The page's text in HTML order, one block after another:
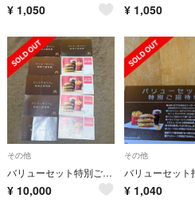
¥ 1,050 ¥ 1,050
その他
バリューセット特別ご招待券
¥ 10,000
その他
¥ 1,040